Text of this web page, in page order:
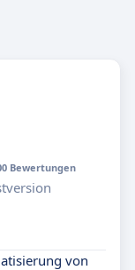
Bewertungen
von